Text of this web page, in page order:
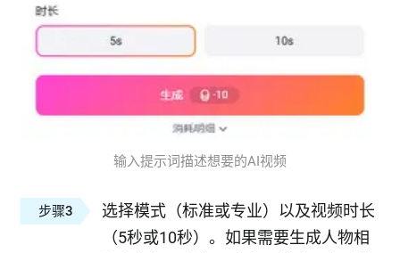
输入提示词描述想要的AI视频
步骤3
选择模式（标准或专业）以及视频时长
（5秒或10秒）。如果需要生成人物相